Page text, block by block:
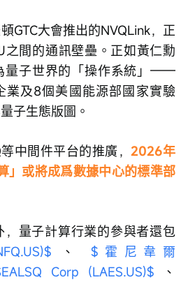
GTC大會推出的NVQLink，正
之間的通訊壁壘。正如黃仁勳
量子世界的「操作系統」——
業及8個美國能源部國家實驗
子生態版圖。
中間件平台的推廣，2026年
」或將成爲數據中心的標準部
，量子計算行業的參與者還包
、 $霍尼韋爾
Corp (LAES.US)$ 、